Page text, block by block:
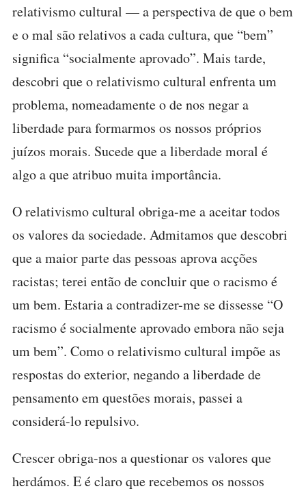
relativismo cultural — a perspectiva de que o bem
e o mal são relativos a cada cultura, que “bem”
significa “socialmente aprovado”. Mais tarde,
descobri que o relativismo cultural enfrenta um
problema, nomeadamente o de nos negar a
liberdade para formarmos os nossos próprios
juízos morais. Sucede que a liberdade moral é
algo a que atribuo muita importância.
O relativismo cultural obriga-me a aceitar todos
os valores da sociedade. Admitamos que descobri
que a maior parte das pessoas aprova acções
racistas; terei então de concluir que o racismo é
um bem. Estaria a contradizer-me se dissesse “O
racismo é socialmente aprovado embora não seja
um bem”. Como o relativismo cultural impõe as
respostas do exterior, negando a liberdade de
pensamento em questões morais, passei a
considerá-lo repulsivo.
Crescer obriga-nos a questionar os valores que
herdámos. E é claro que recebemos os nossos